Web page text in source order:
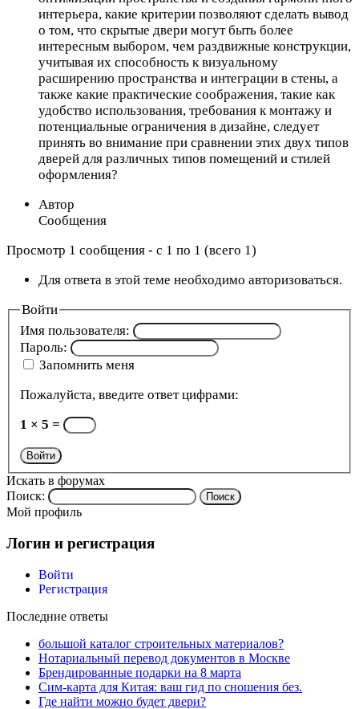
интерьера, какие критерии позволяют сделать вывод
о том, что скрытые двери могут быть более
интересным выбором, чем раздвижные конструкции,
учитывая их способность к визуальному
расширению пространства и интеграции в стены, а
также какие практические соображения, такие как
удобство использования, требования к монтажу и
потенциальные ограничения в дизайне, следует
принять во внимание при сравнении этих двух типов
дверей для различных типов помещений и стилей
оформления?
Автор
Сообщения
Просмотр 1 сообщения - с 1 по 1 (всего 1)
Для ответа в этой теме необходимо авторизоваться.
Войти
Имя пользователя:
Пароль:
Запомнить меня
Пожалуйста, введите ответ цифрами:
1 × 5 =
Войти
Искать в форумах
Поиск:
Мой профиль
Логин и регистрация
Войти
Регистрация
Последние ответы
большой каталог строительных материалов?
Нотариальный перевод документов в Москве
Брендированные подарки на 8 марта
Сим-карта для Китая: ваш гид по сношения без.
Где найти можно будет двери?